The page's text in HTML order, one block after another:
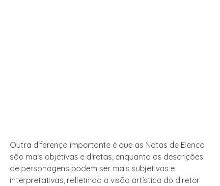
Outra diferença importante é que as Notas de Elenco
são mais objetivas e diretas, enquanto as descrições
de personagens podem ser mais subjetivas e
interpretativas, refletindo a visão artística do diretor